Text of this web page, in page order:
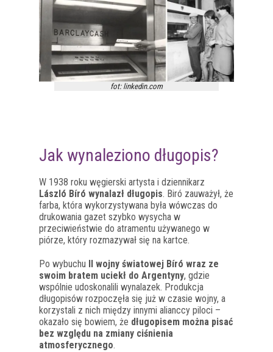
fot: linkedin.com
Jak wynaleziono długopis?
W 1938 roku węgierski artysta i dziennikarz
László Bíró wynalazł długopis. Biró zauważył, że
farba, która wykorzystywana była wówczas do
drukowania gazet szybko wysycha w
przeciwieństwie do atramentu używanego w
piórze, który rozmazywał się na kartce.
Po wybuchu
II wojny światowej Bíró wraz ze
swoim bratem uciekł do Argentyny, gdzie
wspólnie udoskonalili wynalazek. Produkcja
długopisów rozpoczęła się już w czasie wojny, a
korzystali z nich między innymi alianccy piloci –
okazało się bowiem, że długopisem można pisać
bez względu na zmiany ciśnienia
atmosferycznego.